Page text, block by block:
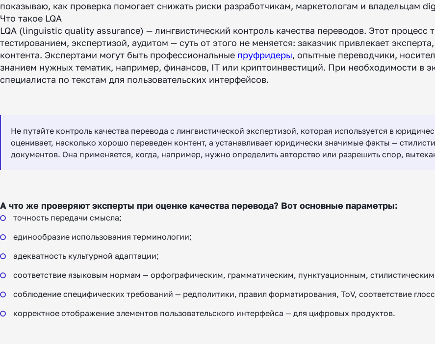
показываю, как проверка помогает снижать риски разработчикам, маркетологам и владельцам
Что такое LQA
LQA (linguistic quality assurance) — лингвистический контроль качества переводов. Этот процесс
тестированием, экспертизой, аудитом — суть от этого не меняется: заказчик привлекает
контента. Экспертами могут быть профессиональные пруфридеры, опытные переводчики,
знанием нужных тематик, например, финансов, IT или криптоинвестиций. При необходимости в
специалиста по текстам для пользовательских интерфейсов.
Не путайте контроль качества перевода с лингвистической экспертизой, которая используется в
оценивает, насколько хорошо переведен контент, а устанавливает юридически значимые факты —
документов. Она применяется, когда, например, нужно определить авторство или разрешить спор,
А что же проверяют эксперты при оценке качества перевода? Вот основные параметры:
точность передачи смысла;
единообразие использования терминологии;
адекватность культурной адаптации;
соответствие языковым нормам — орфографическим, грамматическим, пунктуационным,
соблюдение специфических требований — редполитики, правил форматирования, ToV, соответствие
корректное отображение элементов пользовательского интерфейса — для цифровых продуктов.